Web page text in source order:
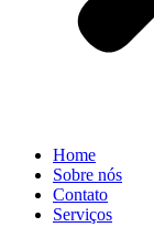
Home
Sobre nós
Contato
Serviços